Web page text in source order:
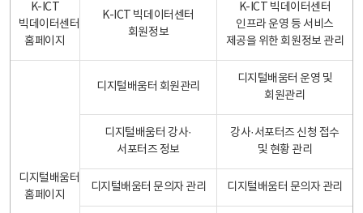
K-ICT
빅데이터센터
홈페이지
K-ICT 빅데이터센터
회원정보
K-ICT 빅데이터센터
인프라 운영 등 서비스
제공을 위한 회원정보 관리
디지털배움터
홈페이지
디지털배움터 회원관리
디지털배움터 운영 및
회원관리
디지털배움터 강사·
서포터즈 정보
강사·서포터즈 신청 접수
및 현황 관리
디지털배움터 문의자 관리 디지털배움터 문의자 관리